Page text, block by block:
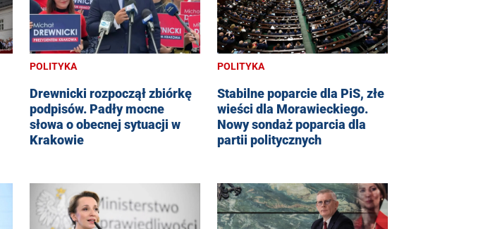
POLITYKA
Drewnicki rozpoczął zbiórkę
podpisów. Padły mocne
słowa o obecnej sytuacji w
Krakowie
POLITYKA
Stabilne poparcie dla PiS, złe
wieści dla Morawieckiego.
Nowy sondaż poparcia dla
partii politycznych